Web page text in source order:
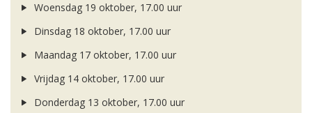
Woensdag 19 oktober, 17.00 uur
Dinsdag 18 oktober, 17.00 uur
Maandag 17 oktober, 17.00 uur
Vrijdag 14 oktober, 17.00 uur
Donderdag 13 oktober, 17.00 uur